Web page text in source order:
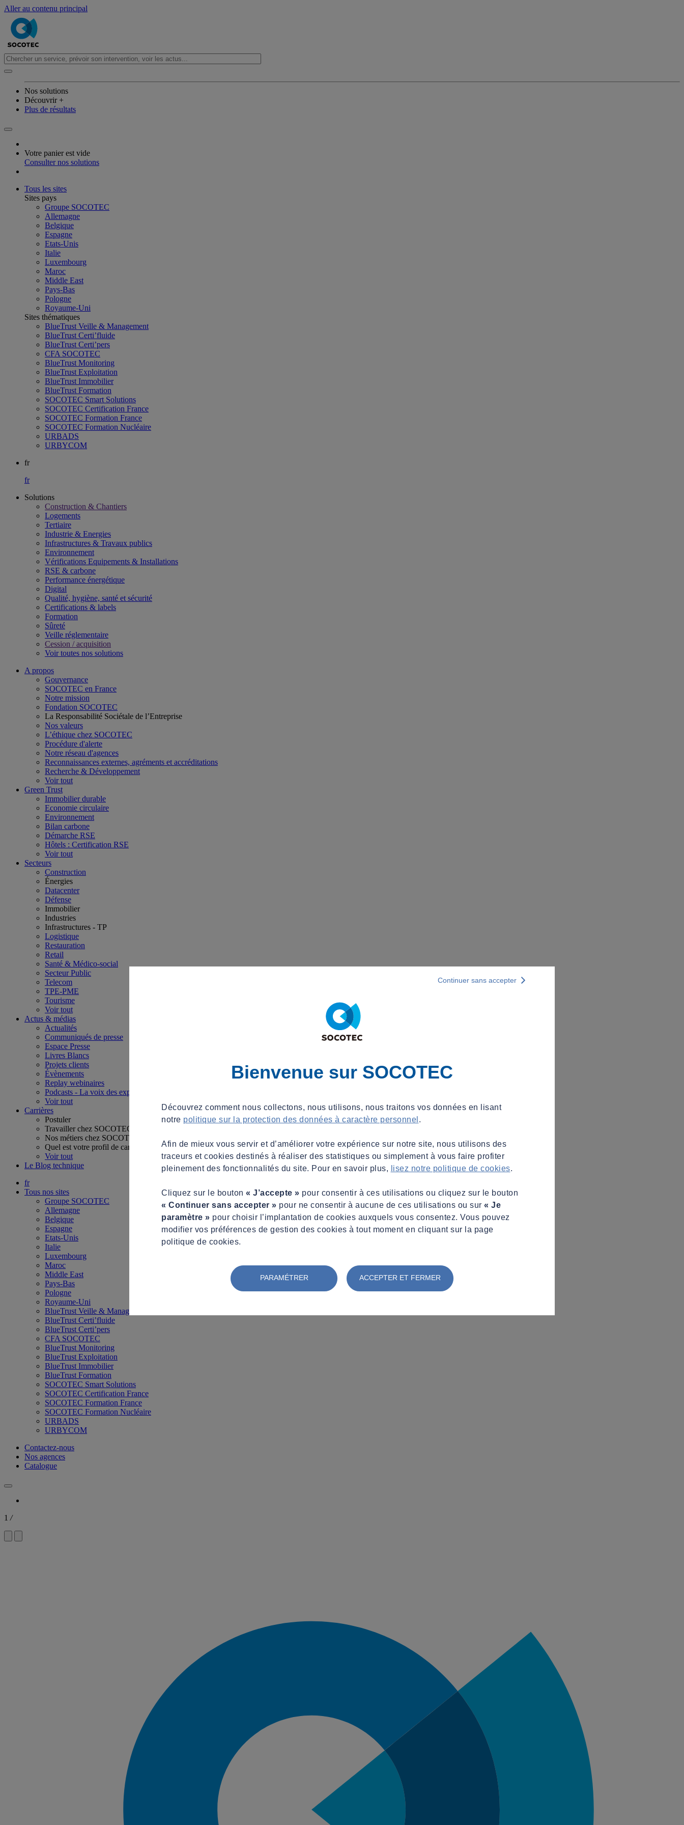
Aller au contenu principal
Nos solutions
Découvrir +
Plus de résultats
Votre panier est vide
Consulter nos solutions
Tous les sites
Sites pays
Groupe SOCOTEC
Allemagne
Belgique
Espagne
Etats-Unis
Italie
Luxembourg
Maroc
Middle East
Pays-Bas
Pologne
Royaume-Uni
Sites thématiques
BlueTrust Veille & Management
BlueTrust Certi’fluide
BlueTrust Certi’pers
CFA SOCOTEC
BlueTrust Monitoring
BlueTrust Exploitation
BlueTrust Immobilier
BlueTrust Formation
SOCOTEC Smart Solutions
SOCOTEC Certification France
SOCOTEC Formation France
SOCOTEC Formation Nucléaire
URBADS
URBYCOM
fr
fr
Solutions
Construction & Chantiers
Logements
Tertiaire​
Industrie & Energies
Infrastructures & Travaux publics​
Environnement​
Vérifications Equipements & Installations​
RSE & carbone​
Performance énergétique​
Digital
Qualité, hygiène, santé et sécurité​
Certifications & labels​
Formation​
Sûreté​
Veille réglementaire
Cession / acquisition​
Voir toutes nos solutions
A propos
Gouvernance
SOCOTEC en France
Notre mission
Fondation SOCOTEC
La Responsabilité Sociétale de l’Entreprise
Nos valeurs
L’éthique chez SOCOTEC
Procédure d'alerte
Notre réseau d'agences
Reconnaissances externes, agréments et accréditations
Recherche & Développement
Voir tout
Green Trust
Immobilier durable
Economie circulaire
Environnement
Bilan carbone
Démarche RSE
Hôtels : Certification RSE
Voir tout
Secteurs
Construction
Énergies
Datacenter
Défense
Immobilier
Industries
Infrastructures - TP
Logistique
Restauration
Retail
Santé & Médico-social
Secteur Public
Telecom
TPE-PME
Tourisme
Voir tout
Actus & médias
Actualités
Communiqués de presse
Espace Presse
Livres Blancs
Projets clients
Évènements
Replay webinaires
Podcasts - La voix des experts
Voir tout
Carrières
Postuler
Travailler chez SOCOTEC
Nos métiers chez SOCOTEC
Quel est votre profil de candidat ?
Voir tout
Le Blog technique
fr
Tous nos sites
Groupe SOCOTEC
Allemagne
Belgique
Espagne
Etats-Unis
Italie
Luxembourg
Maroc
Middle East
Pays-Bas
Pologne
Royaume-Uni
BlueTrust Veille & Management
BlueTrust Certi’fluide
BlueTrust Certi’pers
CFA SOCOTEC
BlueTrust Monitoring
BlueTrust Exploitation
BlueTrust Immobilier
BlueTrust Formation
SOCOTEC Smart Solutions
SOCOTEC Certification France
SOCOTEC Formation France
SOCOTEC Formation Nucléaire
URBADS
URBYCOM
Contactez-nous
Nos agences
Catalogue
1 /
Bienvenue sur SOCOTEC
Découvrez comment nous collectons, nous utilisons, nous traitons vos données en lisant
notre politique sur la protection des données à caractère personnel .
Afin de mieux vous servir et d’améliorer votre expérience sur notre site, nous utilisons des
traceurs et cookies destinés à réaliser des statistiques ou simplement à vous faire profiter
pleinement des fonctionnalités du site. Pour en savoir plus,
lisez notre politique de cookies.
Cliquez sur le bouton « J’accepte » pour consentir à ces utilisations ou cliquez sur le bouton
« Continuer sans accepter » pour ne consentir à aucune de ces utilisations ou sur « Je
paramètre » pour choisir l’implantation de cookies auxquels vous consentez. Vous pouvez
modifier vos préférences de gestion des cookies à tout moment en cliquant sur la page
politique de cookies.
PARAMÉTRER ACCEPTER ET FERMER
Continuer sans accepter